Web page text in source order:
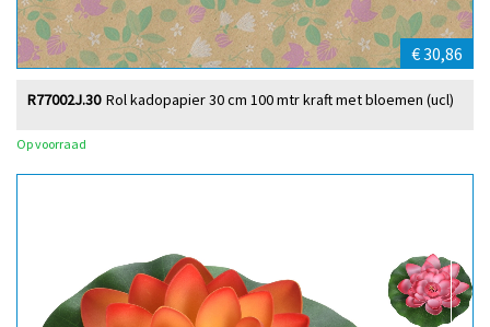
€ 30,86
Rol kadopapier 30 cm 100 mtr kraft met bloemen (ucl)
R77002J.30
Op voorraad